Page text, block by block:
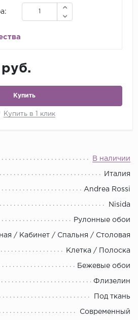
Купить
Купить в 1 клик
В наличии
Италия
Andrea Rossi
Nisida
Рулонные обои
/ Кабинет / Спальня / Столовая
Клетка / Полоска
Бежевые обои
Флизелин
Под ткань
Современный